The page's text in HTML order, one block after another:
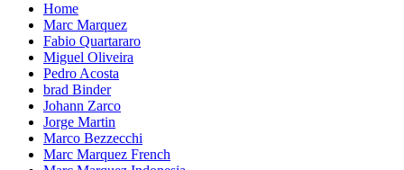
Home
Marc Marquez
Fabio Quartararo
Miguel Oliveira
Pedro Acosta
brad Binder
Johann Zarco
Jorge Martin
Marco Bezzecchi
Marc Marquez French